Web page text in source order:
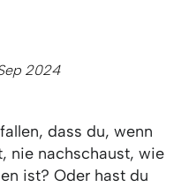
2024
dass du, wenn
nie nachschaust, wie
ist? Oder hast du